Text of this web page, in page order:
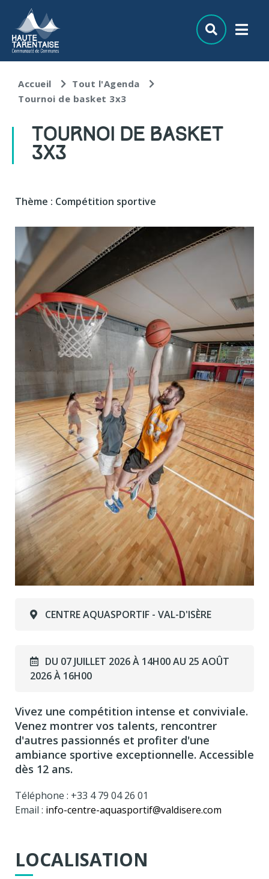
Aller à la recherche
Accueil
Tout l'Agenda
Tournoi de basket 3x3
TOURNOI DE BASKET
3X3
Thème : Compétition sportive
CENTRE AQUASPORTIF - VAL-D'ISÈRE
DU 07 JUILLET 2026 À 14H00 AU 25 AOÛT
2026 À 16H00
Vivez une compétition intense et conviviale.
Venez montrer vos talents, rencontrer
d'autres passionnés et profiter d'une
ambiance sportive exceptionnelle. Accessible
dès 12 ans.
Téléphone : +33 4 79 04 26 01
Email : info-centre-aquasportif@valdisere.com
LOCALISATION